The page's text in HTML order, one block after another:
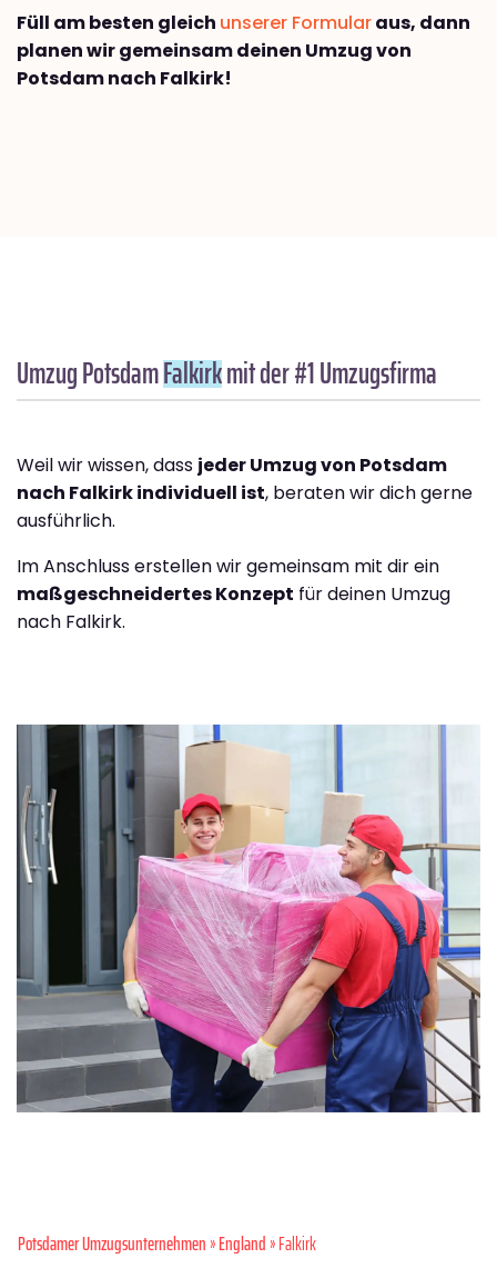
Füll am besten gleich unserer Formularaus, dann
planen wir gemeinsam deinen Umzug von
Potsdam nach Falkirk!
Umzug PotsdamFalkirkmit der #1 Umzugsfirma
Weil wir wissen, dass jeder Umzug von Potsdam
nach Falkirk individuell ist, beraten wir dich gerne
ausführlich.
Im Anschluss erstellen wir gemeinsam mit dir ein
maßgeschneidertes Konzept für deinen Umzug
nach Falkirk.
Potsdamer Umzugsunternehmen»England» Falkirk